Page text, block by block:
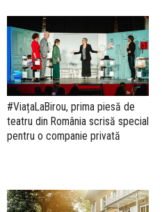
#ViațaLaBirou, prima piesă de
teatru din România scrisă special
pentru o companie privată